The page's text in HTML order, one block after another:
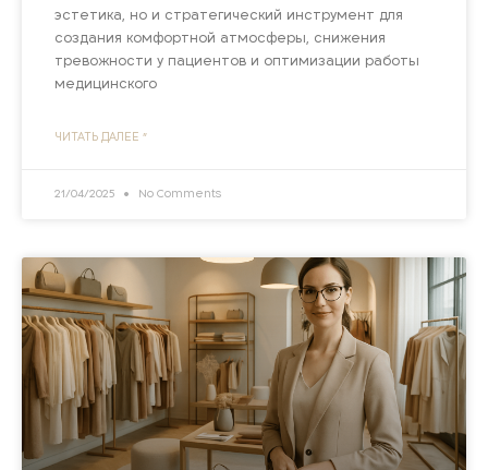
эстетика, но и стратегический инструмент для
создания комфортной атмосферы, снижения
тревожности у пациентов и оптимизации работы
медицинского
ЧИТАТЬ ДАЛЕЕ "
21/04/2025 No Comments